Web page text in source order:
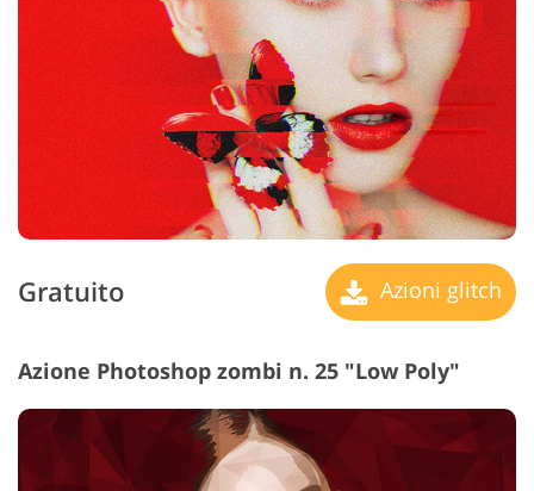
Gratuito Azioni glitch
Azione Photoshop zombi n. 25 "Low Poly"